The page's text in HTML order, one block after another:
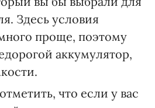
Здесь условия
проще, поэтому
аккумулятор,
что если у вас